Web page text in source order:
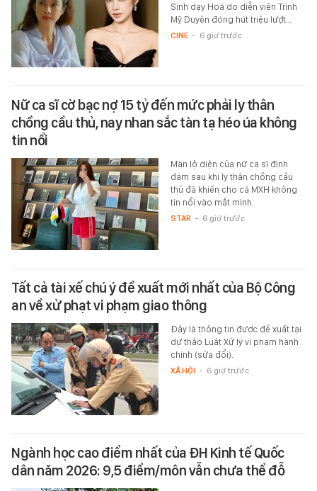
Sinh dạy Hoá do diễn viên Trình
Mỹ Duyên đóng hút triệu lượt…
CINE - 6 giờ trước
Nữ ca sĩ cờ bạc nợ 15 tỷ đến mức phải ly thân
chồng cầu thủ, nay nhan sắc tàn tạ héo úa không
tin nổi
Màn lộ diện của nữ ca sĩ đình
đám sau khi ly thân chồng cầu
thủ đã khiến cho cả MXH không
tin nổi vào mắt mình.
STAR - 6 giờ trước
Tất cả tài xế chú ý đề xuất mới nhất của Bộ Công
an về xử phạt vi phạm giao thông
Đây là thông tin được đề xuất tại
dự thảo Luật Xử lý vi phạm hành
chính (sửa đổi).
XÃ HỘI - 6 giờ trước
Ngành học cao điểm nhất của ĐH Kinh tế Quốc
dân năm 2026: 9,5 điểm/môn vẫn chưa thể đỗ